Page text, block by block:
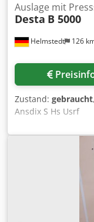
Helmstedt 126
Auslage mit
Desta B 5000
Zustand: gebraucht
Ansdix S Hs Usrf